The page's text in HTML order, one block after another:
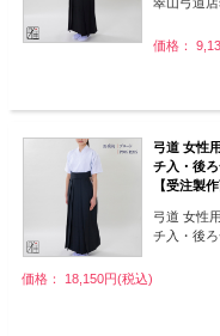
価格：
弓道 女性
チ入・後
【受注製作
弓道 女性
チ入・後
価格： 18,150円(税込)